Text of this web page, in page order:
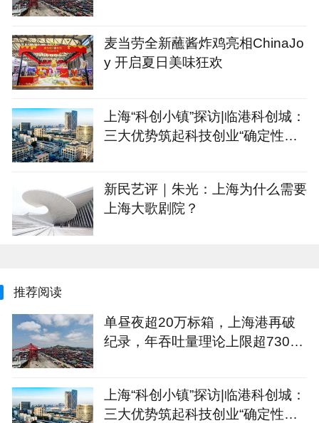
麦当劳全新蘸酱炸鸡亮相ChinaJo
y 开启夏日美味狂欢
上海“科创小镇”探访|临港科创城：
三大优势筑起科技创业“确定性公
新民艺评｜朱光：上海为什么需要
上海大歌剧院？
推荐阅读
单昼夜超20万标箱，上海港再破
纪录，年吞吐量理论上限超7300
上海“科创小镇”探访|临港科创城：
三大优势筑起科技创业“确定性公